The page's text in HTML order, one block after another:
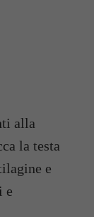
alla
la testa
e
e